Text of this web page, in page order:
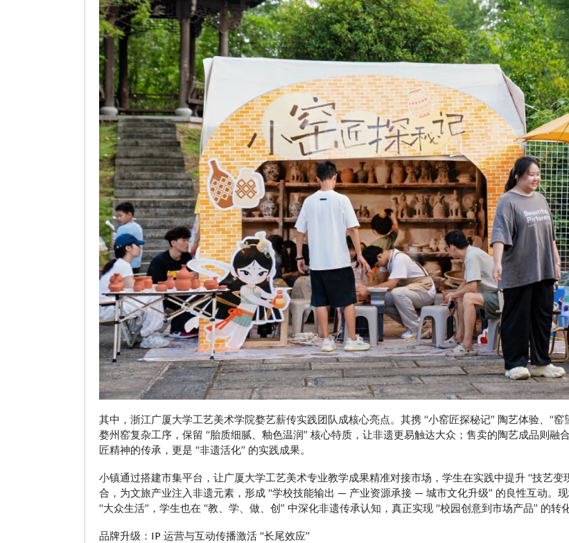
其中，浙江广厦大学工艺美术学院婺艺薪传实践团队成核心亮点。其携 “小窑匠探秘记” 陶艺体验、“
婺州窑复杂工序，保留 “胎质细腻、釉色温润” 核心特质，让非遗更易触达大众；售卖的陶艺成品则融
匠精神的传承，更是 “非遗活化” 的实践成果。
小镇通过搭建市集平台，让广厦大学工艺美术专业教学成果精准对接市场，学生在实践中提升 “技艺变
合，为文旅产业注入非遗元素，形成 “学校技能输出 — 产业资源承接 — 城市文化升级” 的良性互动。
“大众生活”，学生也在 “教、学、做、创” 中深化非遗传承认知，真正实现 “校园创意到市场产品” 的转化
品牌升级：IP 运营与互动传播激活 “长尾效应”